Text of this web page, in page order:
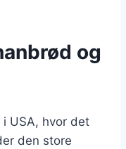
og
USA, hvor det
den store